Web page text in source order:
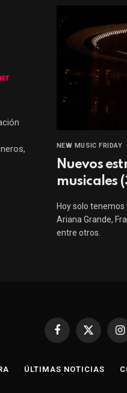
NEW MUSIC FRIDAY
Nuevos
musicales
Hoy solo
Ariana Grande,
entre otros.
Facebook
X
ÚLTIMAS NOTICIAS